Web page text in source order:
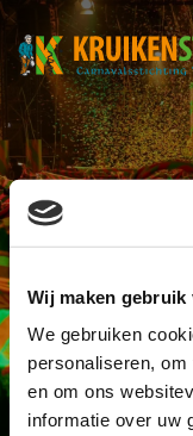
Wij maken gebruik
We gebruiken
personaliseren,
en om ons
informatie over uw